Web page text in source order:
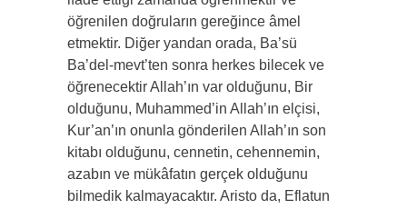
öğrenilen doğruların gereğince âmel
etmektir. Diğer yandan orada, Ba’sü
Ba’del-mevt’ten sonra herkes bilecek ve
öğrenecektir Allah’ın var olduğunu, Bir
olduğunu, Muhammed’in Allah’ın elçisi,
Kur’an’ın onunla gönderilen Allah’ın son
kitabı olduğunu, cennetin, cehennemin,
azabın ve mükâfatın gerçek olduğunu
bilmedik kalmayacaktır. Aristo da, Eflatun